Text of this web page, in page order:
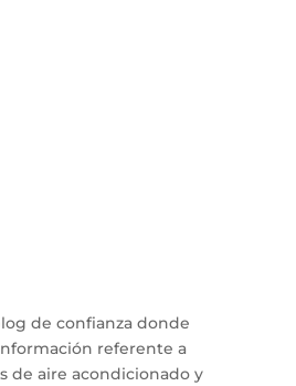
de confianza donde
referente a
de aire acondicionado y